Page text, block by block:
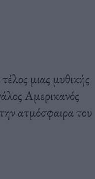
μιας μυθικής
Αμερικανός
ατμόσφαιρα του